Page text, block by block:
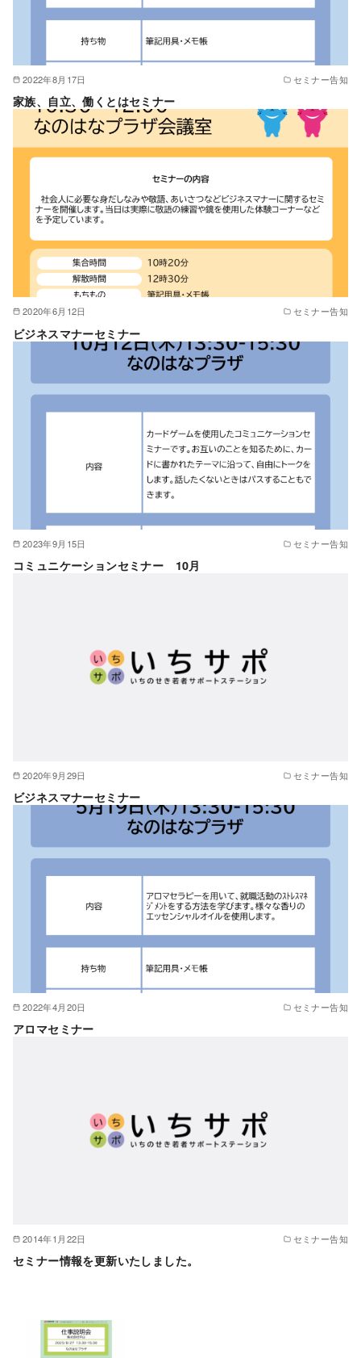
2022年8月17日 セミナー告知
家族、自立、働くとはセミナー
2020年6月12日 セミナー告知
ビジネスマナーセミナー
2023年9月15日 セミナー告知
コミュニケーションセミナー 10月
2020年9月29日 セミナー告知
ビジネスマナーセミナー
2022年4月20日 セミナー告知
アロマセミナー
2014年1月22日 セミナー告知
セミナー情報を更新いたしました。